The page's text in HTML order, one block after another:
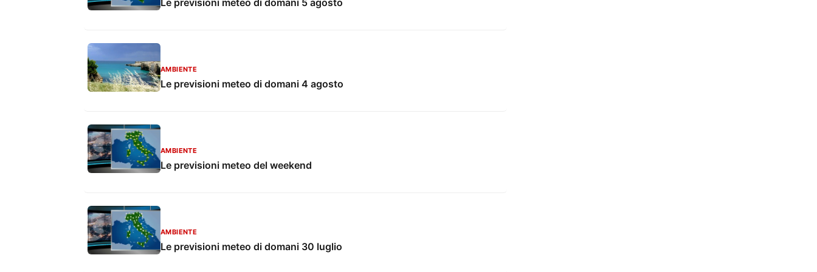
AMBIENTE
Le previsioni meteo di domani 4 agosto
AMBIENTE
Le previsioni meteo del weekend
AMBIENTE
Le previsioni meteo di domani 30 luglio